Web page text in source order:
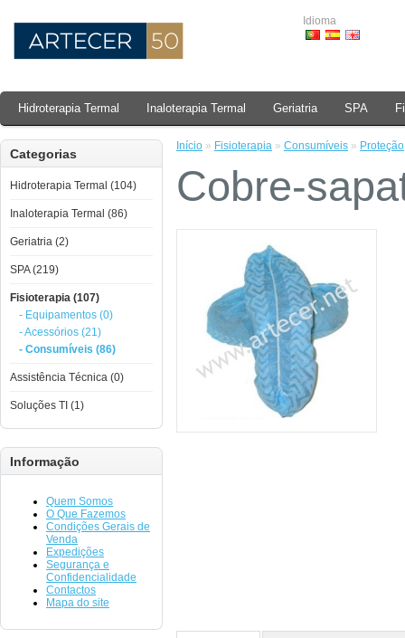
Idioma
Hidroterapia Termal Inaloterapia Termal Geriatria SPA
Categorias
Hidroterapia Termal (104)
Inaloterapia Termal (86)
Geriatria (2)
SPA (219)
Fisioterapia (107)
- Equipamentos (0)
- Acessórios (21)
- Consumíveis (86)
Assistência Técnica (0)
Soluções TI (1)
Informação
Quem Somos
O Que Fazemos
Condições Gerais de
Venda
Expedições
Segurança e
Confidencialidade
Contactos
Mapa do site
Início » Fisioterapia » Consumíveis » Proteção
Cobre-